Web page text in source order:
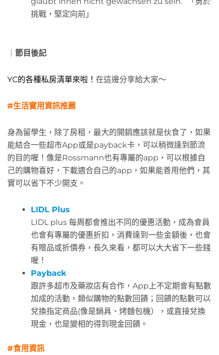
挑戰，堅定向前」
節目後記
YC的各種私房清單來啦！ 在這邊分享給大家～
#生活實用資訊推薦
身為留學生，除了房租，最大的開銷應該就是伙食了，如果
能結合一些超市App或是payback卡，可以稍微達到節流
的目的喔！像是Rossmann也有專屬的app，可以根據自
己的購物喜好，下載適合自己的app，如果能善用他們，其
實可以省下不少開支。
LIDL Plus
LIDL plus 每周都會推出不同的優惠活動，成為會員
也會有專屬的優惠折扣，消費達到一些金額後，也會
有贈品或折價券，長久來看，都可以大大省下一些錢
喔！
Payback
跟許多超市及藥妝店有合作，App上不定期會有點數
加成的活動，類似購物的點數回饋；回饋的點數可以
兌換指定商品(像是鍋具、烤麵包機），或直接兌換
現金，也是變相的得到現金回饋。
#食用資訊